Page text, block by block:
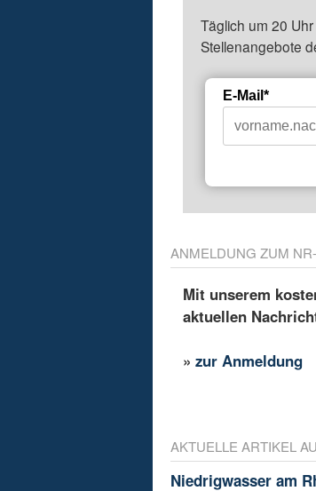
Täglich um 20
Stellenangebote
E-Mail*
ANMELDUNG ZUM
Mit unserem
aktuellen
»zur Anmeldung
AKTUELLE ARTIKEL
Niedrigwasser am